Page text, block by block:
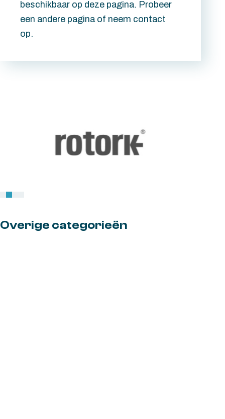
beschikbaar op deze pagina. Probeer
een andere pagina of neem contact
op.
Overige categorieën